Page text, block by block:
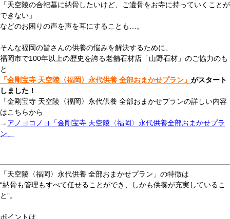
「天空陵の合祀墓に納骨したいけど、ご遺骨をお寺に持っていくことが
できない」
などのお困りの声を声を耳にすることも…。
そんな福岡の皆さんの供養の悩みを解決するために、
福岡市で100年以上の歴史を誇る老舗石材店「山野石材」のご協力のも
と
「金剛宝寺 天空陵〈福岡〉永代供養 全部おまかせプラン」 がスタート
しました！
「金剛宝寺 天空陵〈福岡〉永代供養 全部おまかせプランの詳しい内容
はこちらから
→ アノヨコノヨ「金剛宝寺 天空陵〈福岡〉永代供養全部おまかせプラ
ン」
「天空陵〈福岡〉永代供養 全部おまかせプラン」の特徴は
“納骨も管理もすべて任せることができ、しかも供養が充実しているこ
と”。
ポイントは